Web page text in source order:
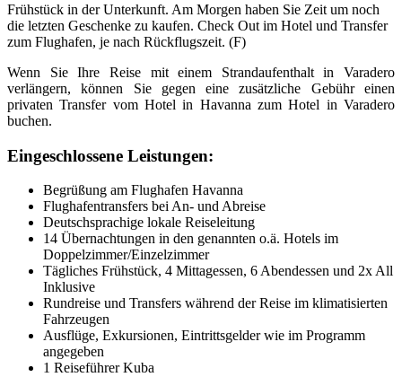
Frühstück in der Unterkunft. Am Morgen haben Sie Zeit um noch
die letzten Geschenke zu kaufen. Check Out im Hotel und Transfer
zum Flughafen, je nach Rückflugszeit. (F)
Wenn Sie Ihre Reise mit einem Strandaufenthalt in Varadero
verlängern, können Sie gegen eine zusätzliche Gebühr einen
privaten Transfer vom Hotel in Havanna zum Hotel in Varadero
buchen.
Eingeschlossene Leistungen:
Begrüßung am Flughafen Havanna
Flughafentransfers bei An- und Abreise
Deutschsprachige lokale Reiseleitung
14 Übernachtungen in den genannten o.ä. Hotels im
Doppelzimmer/Einzelzimmer
Tägliches Frühstück, 4 Mittagessen, 6 Abendessen und 2x All
Inklusive
Rundreise und Transfers während der Reise im klimatisierten
Fahrzeugen
Ausflüge, Exkursionen, Eintrittsgelder wie im Programm
angegeben
1 Reiseführer Kuba